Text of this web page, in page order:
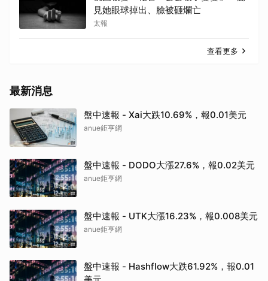
見她眼球掉出、臉被砸爛亡
太報
查看更多
最新消息
盤中速報 - Xai大跌10.69%，報0.01美元
anue鉅亨網
盤中速報 - DODO大漲27.6%，報0.02美元
anue鉅亨網
盤中速報 - UTK大漲16.23%，報0.008美元
anue鉅亨網
盤中速報 - Hashflow大跌61.92%，報0.01